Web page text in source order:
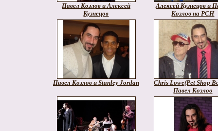
Павел Козлов и Алексей
Кузнецов
Алексей Кузнецов и
Козлов на РСН
Павел Козлов и Stanley Jordan
Chris Lowe(Pet Shop
Павел Козлов